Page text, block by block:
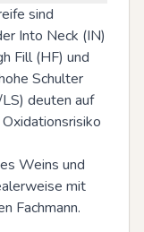
sind
Into Neck (IN)
Fill (HF) und
Schulter
deuten auf
Weins und
mit
Fachmann.